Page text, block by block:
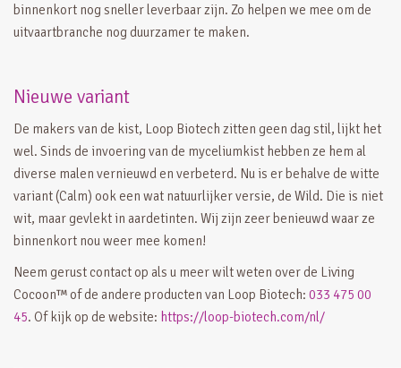
binnenkort nog sneller leverbaar zijn. Zo helpen we mee om de
uitvaartbranche nog duurzamer te maken.
Nieuwe variant
De makers van de kist, Loop Biotech zitten geen dag stil, lijkt het
wel. Sinds de invoering van de myceliumkist hebben ze hem al
diverse malen vernieuwd en verbeterd. Nu is er behalve de witte
variant (Calm) ook een wat natuurlijker versie, de Wild. Die is niet
wit, maar gevlekt in aardetinten. Wij zijn zeer benieuwd waar ze
binnenkort nou weer mee komen!
Neem gerust contact op als u meer wilt weten over de Living
Cocoon™ of de andere producten van Loop Biotech: 033 475 00
45. Of kijk op de website: https://loop-biotech.com/nl/